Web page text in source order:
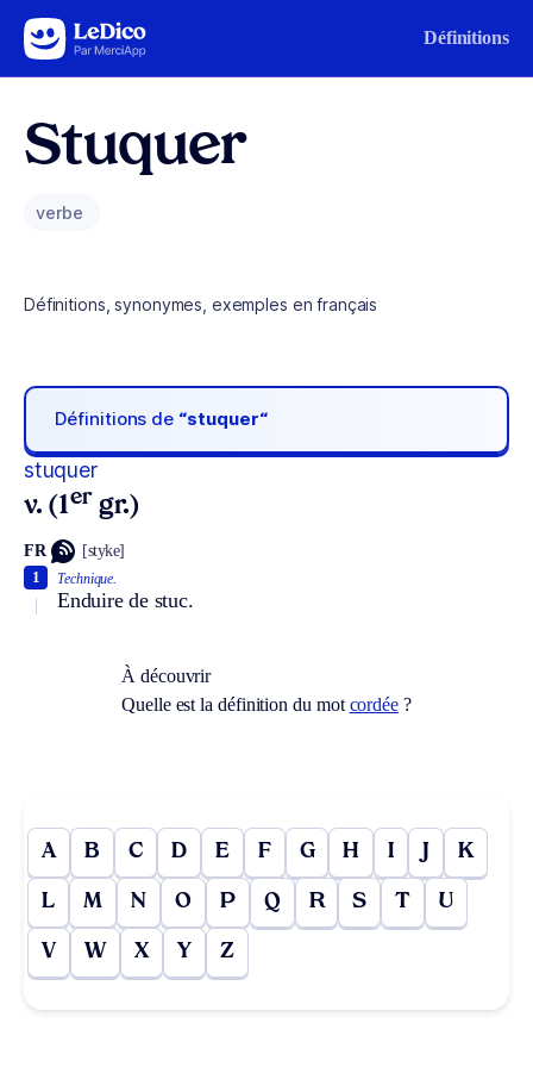
Aller au contenu Définitions
Stuquer
verbe
Définitions, synonymes, exemples en français
Définitions de “stuquer“
stuquer
v. (1er gr.)
FR [styke]
Technique.
Enduire de stuc.
1
À découvrir
Quelle est la définition du mot cordée ?
A B C D E F G H I J K
L M N O P Q R S T U
V W X Y Z